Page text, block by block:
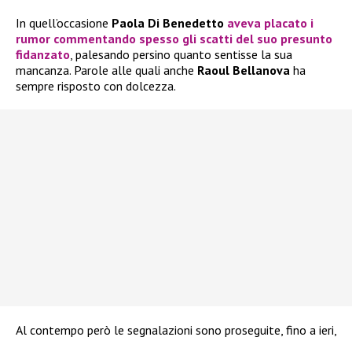
In quell’occasione Paola Di Benedetto aveva placato i
rumor commentando spesso gli scatti del suo presunto
fidanzato , palesando persino quanto sentisse la sua
mancanza. Parole alle quali anche Raoul Bellanova ha
sempre risposto con dolcezza.
Al contempo però le segnalazioni sono proseguite, fino a ieri,